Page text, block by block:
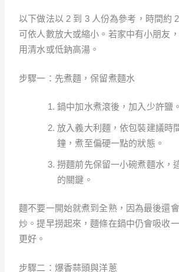
以下做法以 2 到 3 人份為參考，時間約
可依人數放大或縮小。若家中有小朋友
用清水或低鈉高湯。
步驟一：先煮麵，保留煮麵水
鍋中加水煮滾後，加入少許鹽。
放入義大利麵，依包裝建議時
鐘，煮至偏硬一點的狀態。
撈麵前先保留一小碗煮麵水，
的關鍵。
麵不要一開始就煮到全熟，因為最後還
炒。提早撈起來，麵條在鍋中仍會吸收
更好。
步驟二：爆香蒜頭與洋蔥